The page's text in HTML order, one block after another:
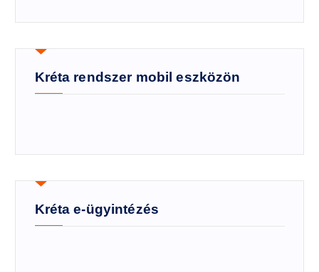
Kréta rendszer mobil eszközön
Kréta e-ügyintézés